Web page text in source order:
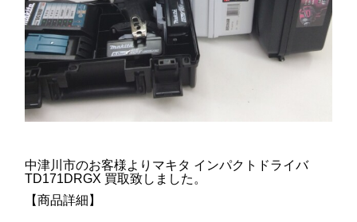
中津川市のお客様よりマキタ インパクトドライバ
TD171DRGX 買取致しました。
【商品詳細】